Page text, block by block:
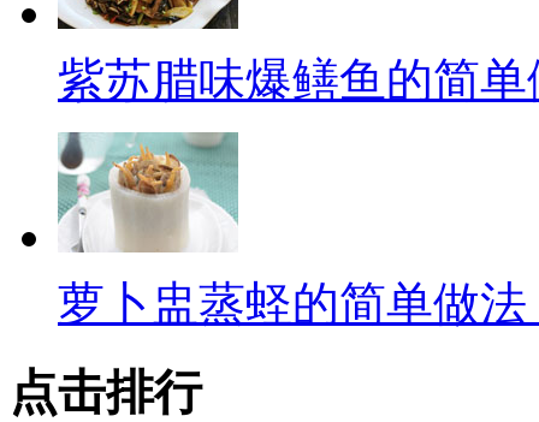
紫苏腊味爆鳝鱼的简
萝卜盅蒸蛏的简单做
点击排行